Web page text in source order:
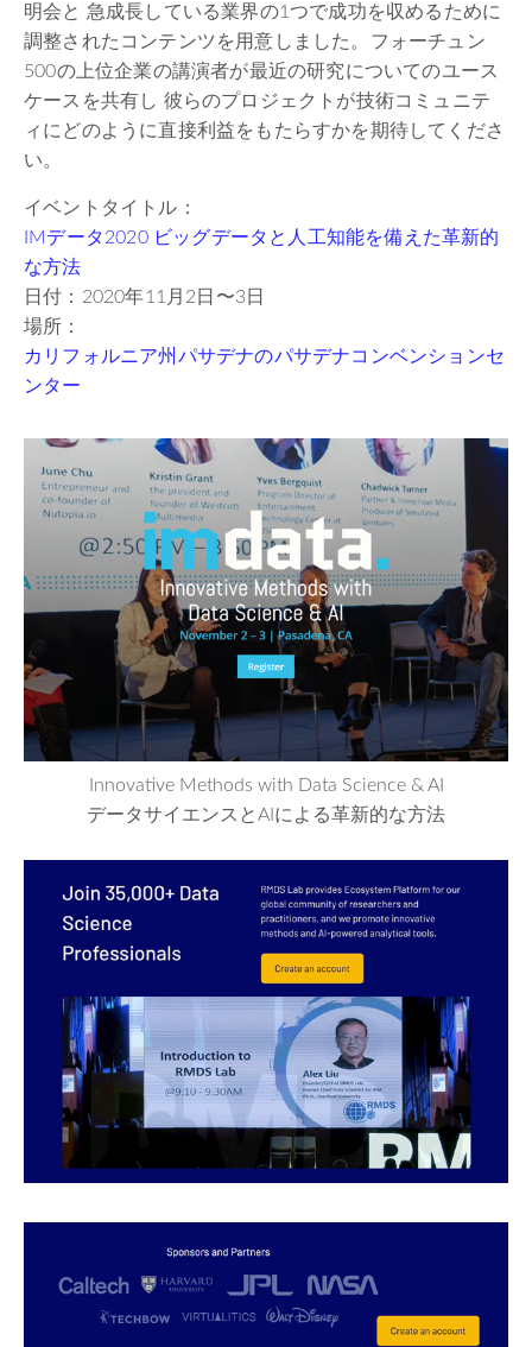
明会と 急成長している業界の1つで成功を収めるために
調整されたコンテンツを用意しました。フォーチュン
500の上位企業の講演者が最近の研究についてのユース
ケースを共有し 彼らのプロジェクトが技術コミュニテ
ィにどのように直接利益をもたらすかを期待してくださ
い。
イベントタイトル：
IMデータ2020 ビッグデータと人工知能を備えた革新的
な方法
日付：2020年11月2日〜3日
場所：
カリフォルニア州パサデナのパサデナコンベンションセ
ンター
Innovative Methods with Data Science & AI
データサイエンスとAIによる革新的な方法